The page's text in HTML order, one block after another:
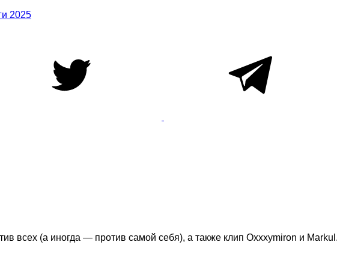
всех (а иногда — против самой себя), а также клип Oxxxymiron и